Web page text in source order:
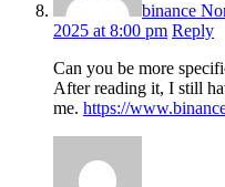
binance
2025 at 8:00 pm Reply
Can you be more
After reading it, I still
me. https://